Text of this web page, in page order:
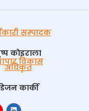
सम्पादक
काेइराला
विकास
अधिकृत
कार्की